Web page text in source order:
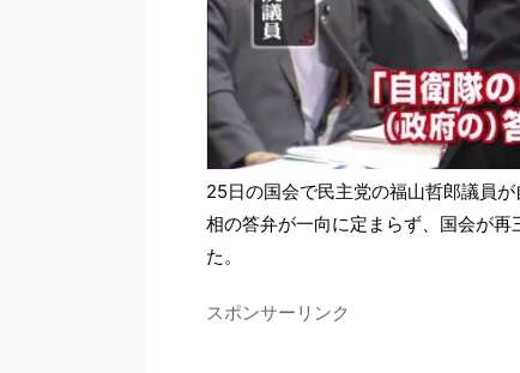
25日の国会で民主党の福山哲郎議員
相の答弁が一向に定まらず、国会が
た。
スポンサーリンク